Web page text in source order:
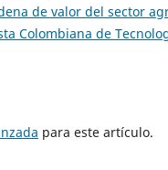
de valor del sector
Colombiana de
para este artículo.